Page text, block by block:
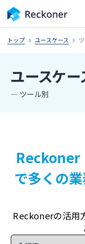
トップ ユースケース
ユースケー
― ツール別
Reckoner
で多くの
Reckonerの活用